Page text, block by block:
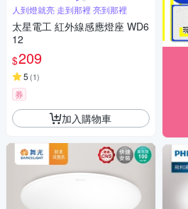
人到燈就亮 走到那裡 亮到那裡
太星電工 紅外線感應燈座 WD6
12
$209
5 (1)
券
加入購物車